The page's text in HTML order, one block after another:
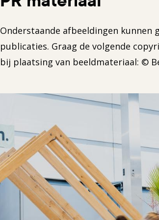
Onderstaande afbeeldingen kunnen
publicaties. Graag de volgende
bij plaatsing van beeldmateriaal: ©